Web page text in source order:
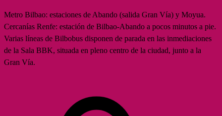
Metro Bilbao: estaciones de Abando (salida Gran Vía) y Moyua.
Cercanías Renfe: estación de Bilbao-Abando a pocos minutos a pie.
Varias líneas de Bilbobus disponen de parada en las inmediaciones
de la Sala BBK, situada en pleno centro de la ciudad, junto a la
Gran Vía.